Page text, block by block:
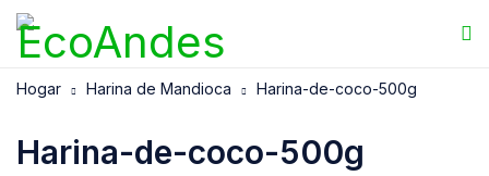
Hogar Harina de Mandioca Harina-de-coco-500g
Harina-de-coco-500g